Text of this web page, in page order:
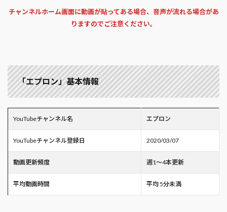
チャンネルホーム画面に動画が貼ってある場合、音声が流れる場合があ
りますのでご注意ください。
「エプロン」基本情報
YouTubeチャンネル名 エプロン
YouTubeチャンネル登録日 2020/03/07
動画更新頻度 週1～4本更新
平均動画時間 平均 5分未満